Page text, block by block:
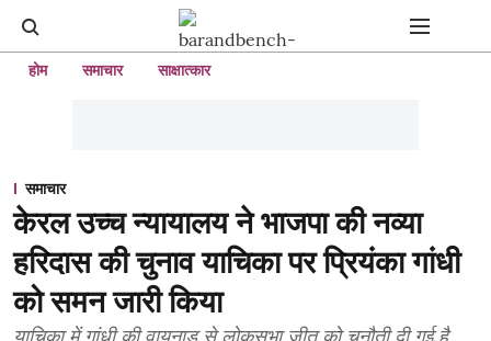
होम समाचार साक्षात्कार
समाचार
केरल उच्च न्यायालय ने भाजपा की नव्या
हरिदास की चुनाव याचिका पर प्रियंका गांधी
को समन जारी किया